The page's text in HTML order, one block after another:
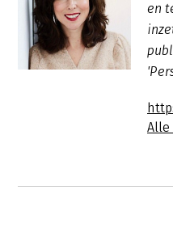
en
Alle